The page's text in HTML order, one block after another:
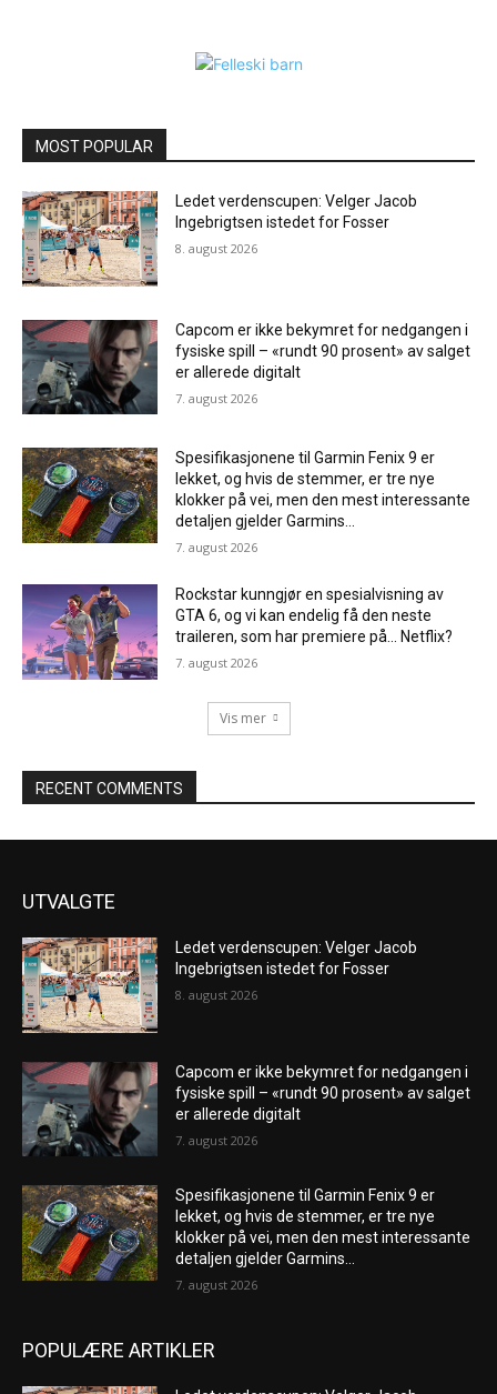
MOST POPULAR
Ledet verdenscupen: Velger Jacob
Ingebrigtsen istedet for Fosser
8. august 2026
Capcom er ikke bekymret for nedgangen i
fysiske spill – «rundt 90 prosent» av salget
er allerede digitalt
7. august 2026
Spesifikasjonene til Garmin Fenix ​​9 er
lekket, og hvis de stemmer, er tre nye
klokker på vei, men den mest interessante
detaljen gjelder Garmins...
7. august 2026
Rockstar kunngjør en spesialvisning av
GTA 6, og vi kan endelig få den neste
traileren, som har premiere på… Netflix?
7. august 2026
Vis mer
RECENT COMMENTS
UTVALGTE
Ledet verdenscupen: Velger Jacob
Ingebrigtsen istedet for Fosser
8. august 2026
Capcom er ikke bekymret for nedgangen i
fysiske spill – «rundt 90 prosent» av salget
er allerede digitalt
7. august 2026
Spesifikasjonene til Garmin Fenix ​​9 er
lekket, og hvis de stemmer, er tre nye
klokker på vei, men den mest interessante
detaljen gjelder Garmins...
7. august 2026
POPULÆRE ARTIKLER